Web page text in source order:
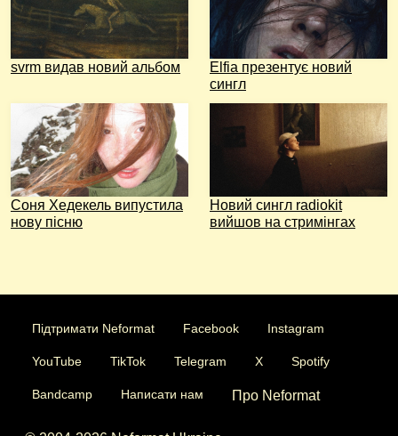
svrm видав новий альбом
Elfia презентує новий
сингл
Соня Хедекель випустила
нову пісню
Новий сингл radiokit
вийшов на стримінгах
Підтримати Neformat Facebook Instagram
YouTube TikTok Telegram X Spotify
Bandcamp Написати нам Про Neformat